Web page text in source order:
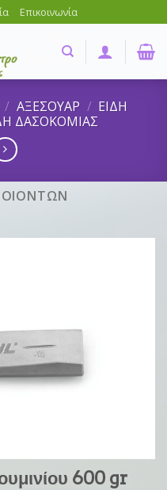
Επικοινωνία
/ ΑΞΕΣΟΥΑΡ / ΕΙΔΗ
ΔΑΣΟΚΟΜΙΑΣ
600 gr